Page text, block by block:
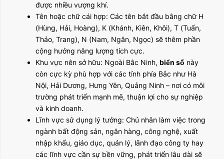
được nhiều vượng khí.
Tên hoặc chữ cái hợp: Các tên bắt đầu bằng chữ H
(Hùng, Hải, Hoàng), K (Khánh, Kiên, Khôi), T (Tuấn,
Thảo, Trang), N (Nam, Ngân, Ngọc) sẽ thêm phần
cộng hưởng năng lượng tích cực.
Khu vực nên sở hữu: Ngoài Bắc Ninh, biển số này
còn cực kỳ phù hợp với các tỉnh phía Bắc như Hà
Nội, Hải Dương, Hưng Yên, Quảng Ninh – nơi có môi
trường phát triển mạnh mẽ, thuận lợi cho sự nghiệp
và kinh doanh.
Lĩnh vực sử dụng lý tưởng: Chủ nhân làm việc trong
ngành bất động sản, ngân hàng, công nghệ, xuất
nhập khẩu, giáo dục, quản lý, lãnh đạo công ty hay
các lĩnh vực cần sự bền vững, phát triển lâu dài sẽ